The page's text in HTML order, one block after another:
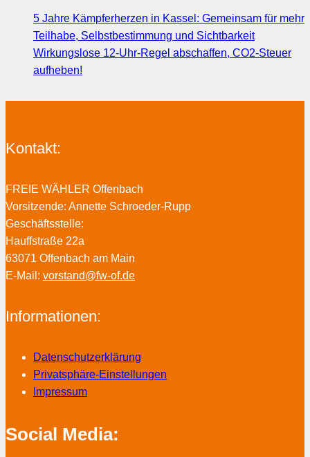
5 Jahre Kämpferherzen in Kassel: Gemeinsam für mehr
Teilhabe, Selbstbestimmung und Sichtbarkeit
Wirkungslose 12-Uhr-Regel abschaffen, CO2-Steuer
aufheben!
Kontakt:
FREIE WÄHLER Offenbach
Vorsitzende: Annette Schroeder-Rupp
Geschäftsstelle:
Hauffstraße 22a
63071 Offenbach am Main
E-Mail: vorstand@fw-of.de
Informationen:
Datenschutzerklärung
Privatsphäre-Einstellungen
Impressum
Social Media: